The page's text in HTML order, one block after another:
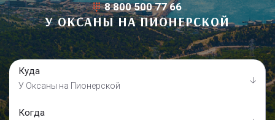
8 800 500 77 66
У ОКСАНЫ НА ПИОНЕРСКОЙ
Куда
У Оксаны на Пионерской
Когда